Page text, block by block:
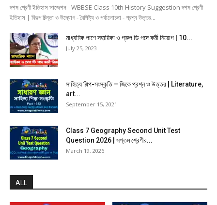
দশম শ্রেণী ইতিহাস সাজেশন - WBBSE Class 10th History Suggestion দশম শ্রেণী
ইতিহাস | বিকল্প চিন্তা ও উদ্যোগ - বৈশিষ্ট্য ও পর্যালোচনা - প্রশ্ন উত্তর...
মাধ্যমিক পাশে সহায়িকা ও গ্রুপ ডি পদে কর্মী নিয়োগ | 10...
July 25, 2023
সাহিত্য শিল্প-সংস্কৃতি – জিকে প্রশ্ন ও উত্তর | Literature,
art...
September 15, 2021
Class 7 Geography Second Unit Test
Question 2026 | সপ্তম শ্রেণীর...
March 19, 2026
ALL